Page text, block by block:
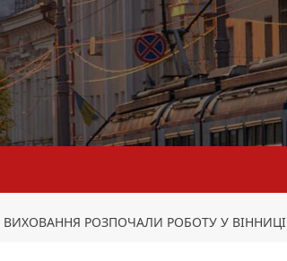
ВИХОВАННЯ РОЗПОЧАЛИ РОБОТУ У ВІННИЦІ